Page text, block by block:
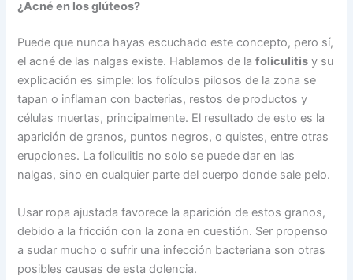
¿Acné en los glúteos?
Puede que nunca hayas escuchado este concepto, pero sí,
el acné de las nalgas existe. Hablamos de lafoliculitis y su
explicación es simple: los folículos pilosos de la zona se
tapan o inflaman con bacterias, restos de productos y
células muertas, principalmente. El resultado de esto es la
aparición de granos, puntos negros, o quistes, entre otras
erupciones. La foliculitis no solo se puede dar en las
nalgas, sino en cualquier parte del cuerpo donde sale pelo.
Usar ropa ajustada favorece la aparición de estos granos,
debido a la fricción con la zona en cuestión. Ser propenso
a sudar mucho o sufrir una infección bacteriana son otras
posibles causas de esta dolencia.